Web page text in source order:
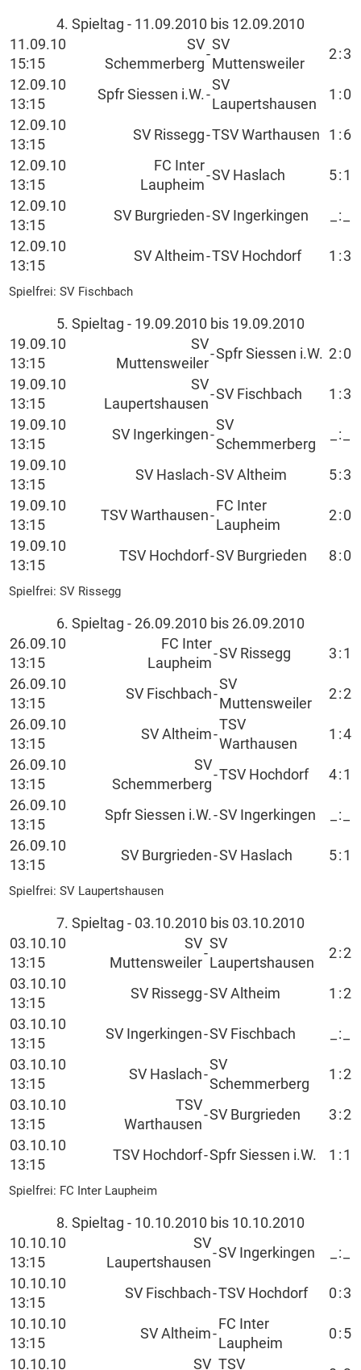
4. Spieltag - 11.09.2010 bis 12.09.2010
11.09.10
15:15
SV
Schemmerberg
-
SV
Muttensweiler
2: 3
12.09.10
13:15
Spfr Siessen i.W.-
SV
Laupertshausen
1 : 0
12.09.10
13:15
SV Rissegg-TSV Warthausen 1 : 6
12.09.10
13:15
FC Inter
Laupheim
-SV Haslach 5: 1
12.09.10
13:15
SV Burgrieden-SV Ingerkingen :
12.09.10
13:15
SV Altheim-TSV Hochdorf 1 : 3
Spielfrei: SV Fischbach
5. Spieltag - 19.09.2010 bis 19.09.2010
19.09.10
13:15
SV
Muttensweiler
-Spfr Siessen i.W. 2: 0
19.09.10
13:15
SV
Laupertshausen
-SV Fischbach 1 : 3
19.09.10
13:15
SV Ingerkingen-
SV
Schemmerberg
:
19.09.10
13:15
SV Haslach-SV Altheim 5: 3
19.09.10
13:15
TSV Warthausen-
FC Inter
Laupheim
2: 0
19.09.10
13:15
TSV Hochdorf-SV Burgrieden 8 : 0
Spielfrei: SV Rissegg
6. Spieltag - 26.09.2010 bis 26.09.2010
26.09.10
13:15
FC Inter
Laupheim
-SV Rissegg 3 : 1
26.09.10
13:15
SV Fischbach-
SV
Muttensweiler
2:2
26.09.10
13:15
SV Altheim-
TSV
Warthausen
1 :4
26.09.10
13:15
SV
Schemmerberg
-TSV Hochdorf 4: 1
26.09.10
13:15
Spfr Siessen i.W.-SV Ingerkingen :
26.09.10
13:15
SV Burgrieden-SV Haslach 5: 1
Spielfrei: SV Laupertshausen
7. Spieltag - 03.10.2010 bis 03.10.2010
03.10.10
13:15
SV
Muttensweiler
-
SV
Laupertshausen
2:2
03.10.10
13:15
SV Rissegg-SV Altheim 1 :2
03.10.10
13:15
SV Ingerkingen-SV Fischbach :
03.10.10
13:15
SV Haslach-
SV
Schemmerberg
1 :2
03.10.10
13:15
TSV
Warthausen
-SV Burgrieden 3 :2
03.10.10
13:15
TSV Hochdorf-Spfr Siessen i.W. 1 : 1
Spielfrei: FC Inter Laupheim
8. Spieltag - 10.10.2010 bis 10.10.2010
10.10.10
13:15
SV
Laupertshausen
-SV Ingerkingen :
10.10.10
13:15
SV Fischbach-TSV Hochdorf 0 : 3
10.10.10
13:15
SV Altheim-
FC Inter
Laupheim
0 : 5
10.10.10
SV TSV